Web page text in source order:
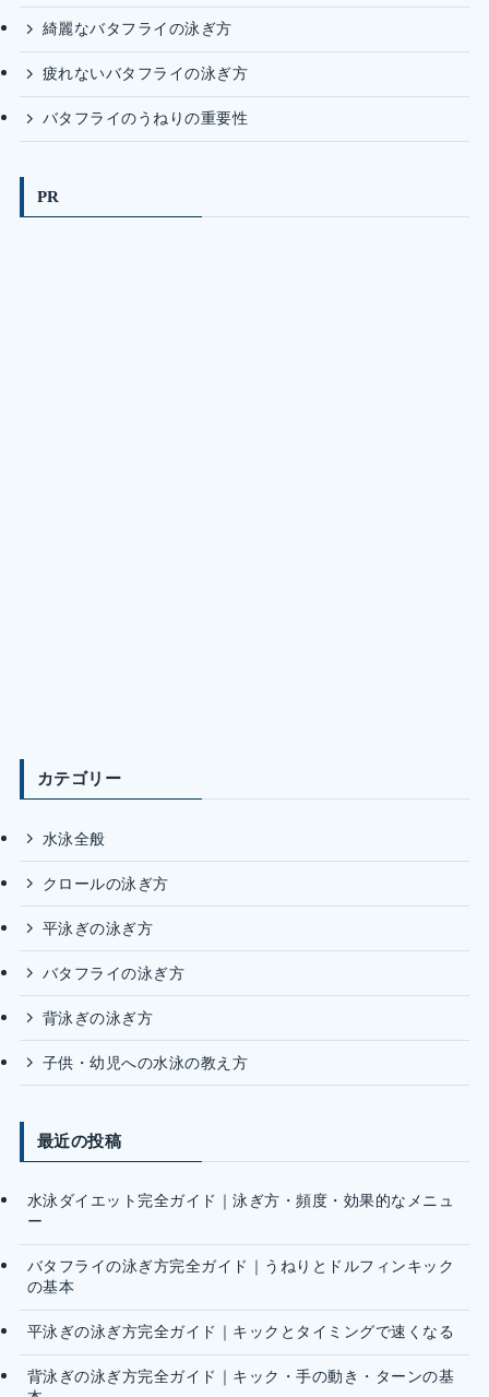
綺麗なバタフライの泳ぎ方
疲れないバタフライの泳ぎ方
バタフライのうねりの重要性
PR
カテゴリー
水泳全般
クロールの泳ぎ方
平泳ぎの泳ぎ方
バタフライの泳ぎ方
背泳ぎの泳ぎ方
子供・幼児への水泳の教え方
最近の投稿
水泳ダイエット完全ガイド｜泳ぎ方・頻度・効果的なメニュ
ー
バタフライの泳ぎ方完全ガイド｜うねりとドルフィンキック
の基本
平泳ぎの泳ぎ方完全ガイド｜キックとタイミングで速くなる
背泳ぎの泳ぎ方完全ガイド｜キック・手の動き・ターンの基